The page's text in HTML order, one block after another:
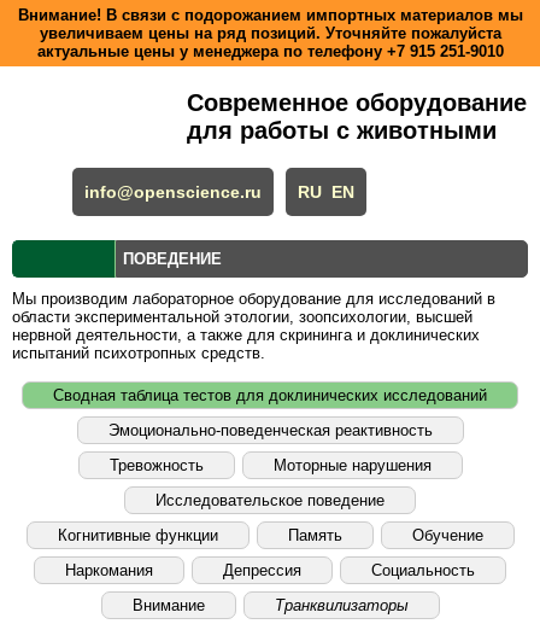
Внимание! В связи с подорожанием импортных материалов мы
увеличиваем цены на ряд позиций. Уточняйте пожалуйста
актуальные цены у менеджера по телефону +7 915 251-9010
Современное оборудование
для работы с животными
info@openscience.ru RU EN
ПОВЕДЕНИЕ
Мы производим лабораторное оборудование для исследований в
области экспериментальной этологии, зоопсихологии, высшей
нервной деятельности, а также для скрининга и доклинических
испытаний психотропных средств.
Сводная таблица тестов для доклинических исследований
Эмоционально-поведенческая реактивность
Тревожность
Моторные нарушения
Исследовательское поведение
Когнитивные функции
Память
Обучение
Наркомания
Депрессия
Социальность
Внимание
Транквилизаторы